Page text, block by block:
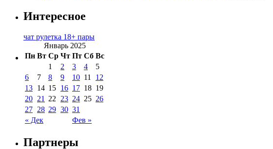
Интересное
чат рулетка 18+ пары
Январь 2025
Пн Вт Ср Чт Пт Сб Вс
« Дек Фев »
1 2 3 4
5
6
7 8 9 10 11
12
13 14 15 16 17 18 19
20 21 22 23 24 25 26
27 28 29 30 31
Партнеры